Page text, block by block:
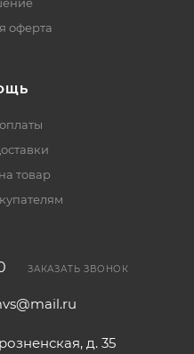
оферта
товар
ЗАКАЗАТЬ ЗВОНОК
д. 35